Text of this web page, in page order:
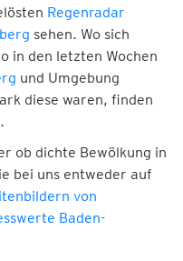
Regenradar
sehen. Wo sich
in den letzten Wochen
und Umgebung
diese waren, finden
ob dichte Bewölkung in
bei uns entweder auf
von
Baden-